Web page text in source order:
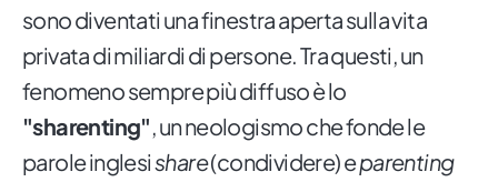
sono diventati una finestra aperta sulla vita
privata di miliardi di persone. Tra questi, un
fenomeno sempre più diffuso è lo
"sharenting", un neologismo che fonde le
parole inglesishare(condividere) eparenting